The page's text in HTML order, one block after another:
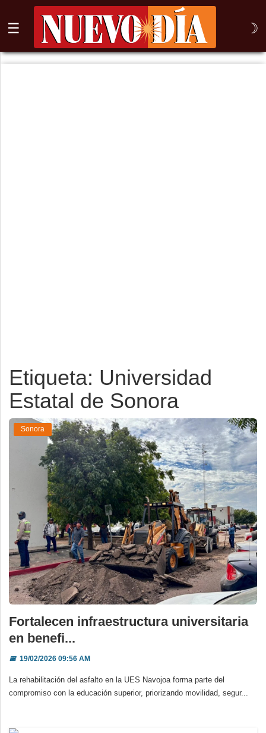
☰ ☽
⌕
Edición Impresa
Etiqueta: Universidad
Estatal de Sonora
Sonora
Fortalecen infraestructura universitaria
en benefi...
📅19/02/2026 09:56 AM
La rehabilitación del asfalto en la UES Navojoa forma parte del
compromiso con la educación superior, priorizando movilidad, segur...